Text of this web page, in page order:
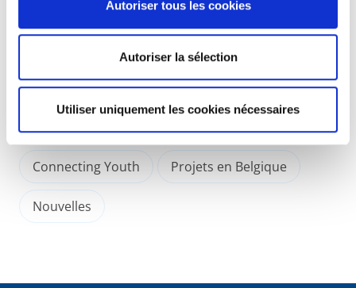
Autoriser tous les cookies
Autoriser la sélection
Utiliser uniquement les cookies nécessaires
Parlement bruxellois - Brussels Parlement les 9, 10 et
24 septembre.
12 octobre 2023
Connecting Youth Projets en Belgique
Nouvelles